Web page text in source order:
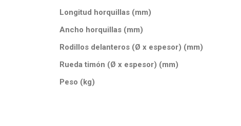
Longitud horquillas (mm)
Ancho horquillas (mm)
Rodillos delanteros (Ø x espesor) (mm)
Rueda timón (Ø x espesor) (mm)
Peso (kg)